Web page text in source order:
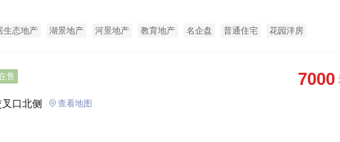
生态地产 湖景地产 河景地产 教育地产 名企盘 普通住宅 花园洋房
售 7000
口北侧 查看地图